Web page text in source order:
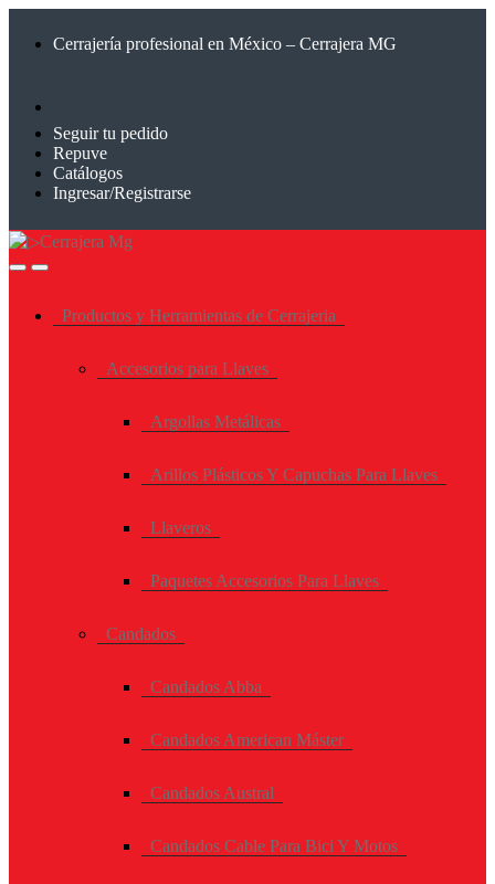
Cerrajería profesional en México – Cerrajera MG
Seguir tu pedido
Repuve
Catálogos
Ingresar/Registrarse
Productos y Herramientas de Cerrajeria
Accesorios para Llaves
Argollas Metálicas
Arillos Plásticos Y Capuchas Para Llaves
Llaveros
Paquetes Accesorios Para Llaves
Candados
Candados Abba
Candados American Máster
Candados Austral
Candados Cable Para Bici Y Motos